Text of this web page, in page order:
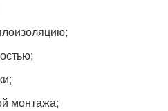
монтажа;